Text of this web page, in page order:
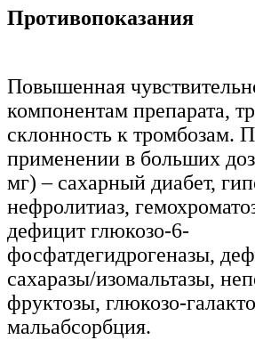
Противопоказания
Повышенная
компонентам препарата,
склонность к тромбозам.
применении в больших
мг) – сахарный диабет,
нефролитиаз,
дефицит глюкозо-6-
фосфатдегидрогеназы,
сахаразы/изомальтазы,
фруктозы, глюкозо-
мальабсорбция.